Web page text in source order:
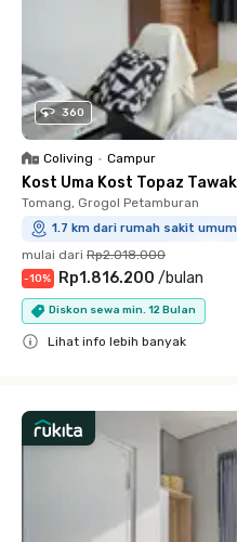
360
Coliving • Campur
Kost Uma Kost Topaz
Tomang, Grogol Petamburan
1.7 km dari rumah sakit
mulai dari Rp2.018.000
-10% Rp1.816.200 /bulan
Diskon sewa min. 12 Bulan
Lihat info lebih banyak